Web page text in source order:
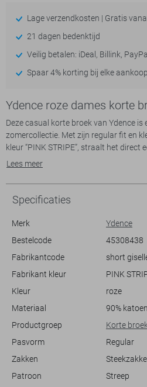
Lage verzendkosten | Gratis
21 dagen bedenktijd
Veilig betalen: iDeal, Billink,
Spaar 4% korting bij elke aankoop
Ydence roze dames korte
Deze casual korte broek van Ydence
zomercollectie. Met zijn regular fit en
kleur “PINK STRIPE”, straalt het direct
De elastische boord zorgt ervoor dat
van 90% katoen en 10% viscose, biedt
luchtige ervaring die geschikt is voor
ontspannen dagje thuis.
ook zeer praktisch. De regular waist
tussen comfort en stijl, waardoor het
met diverse tops en accessoires.
strand. De normale lengte en het
het een onmisbare metgezel voor
veelzijdigheid.
Lees meer
Specificaties
Merk
Ydence
Bestelcode
45308438
Fabrikantcode
short
Fabrikant kleur
PINK
Kleur
roze
Materiaal
90%
Productgroep
Korte
Pasvorm
Regular
Zakken
Patroon
Streep